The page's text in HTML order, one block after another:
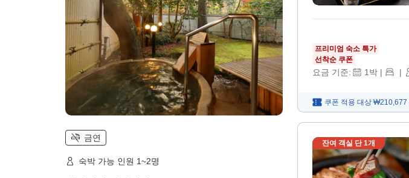
금연
숙박 가능 인원 1~2명
프리미엄 숙소 특가
선착순 쿠폰
요금 기준: 1박 | |
쿠폰 적용 대상 ₩210,677
잔여 객실 단1개